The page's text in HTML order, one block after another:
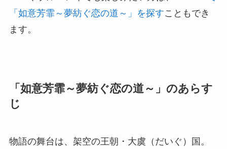
「如意芳霏～夢紡ぐ恋の道～」を探すこともでき
ます。
「如意芳霏～夢紡ぐ恋の道～」のあらす
じ
物語の舞台は、架空の王朝・大虞（だいぐ）国。